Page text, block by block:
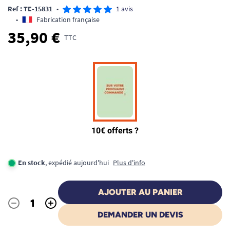
Ref : TE-15831 •
1 avis
•
Fabrication française
35,90 € TTC
En stock, expédié aujourd'hui Plus d'info
Quantité
- +
AJOUTER AU PANIER
DEMANDER UN DEVIS